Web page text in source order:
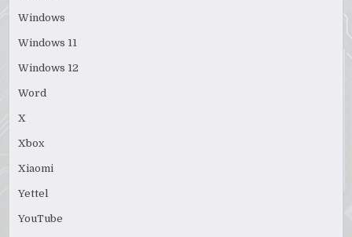
Windows
Windows 11
Windows 12
Word
X
Xbox
Xiaomi
Yettel
YouTube